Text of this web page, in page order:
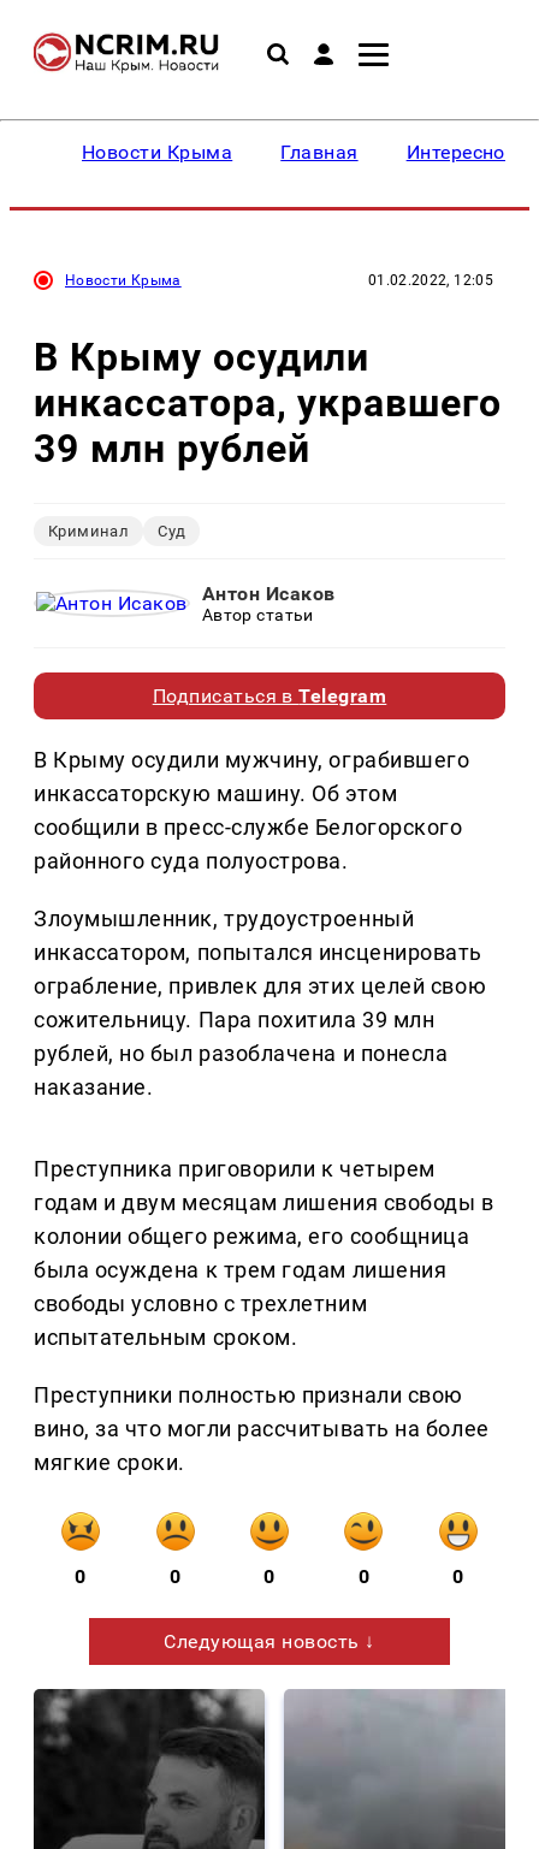
Новости Крыма Главная Интересное
Новости Крыма 01.02.2022, 12:05
В Крыму осудили
инкассатора, укравшего
39 млн рублей
Криминал Суд
Антон Исаков
Автор статьи
Подписаться вTelegram
В Крыму осудили мужчину, ограбившего
инкассаторскую машину. Об этом
сообщили в пресс-службе Белогорского
районного суда полуострова.
Злоумышленник, трудоустроенный
инкассатором, попытался инсценировать
ограбление, привлек для этих целей свою
сожительницу. Пара похитила 39 млн
рублей, но был разоблачена и понесла
наказание.
Преступника приговорили к четырем
годам и двум месяцам лишения свободы в
колонии общего режима, его сообщница
была осуждена к трем годам лишения
свободы условно с трехлетним
испытательным сроком.
Преступники полностью признали свою
вино, за что могли рассчитывать на более
мягкие сроки.
0 0 0 0 0
Следующая новость ↓